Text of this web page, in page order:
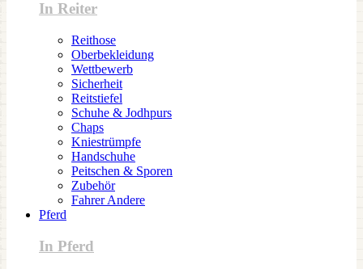
In Reiter
Reithose
Oberbekleidung
Wettbewerb
Sicherheit
Reitstiefel
Schuhe & Jodhpurs
Chaps
Kniestrümpfe
Handschuhe
Peitschen & Sporen
Zubehör
Fahrer Andere
Pferd
In Pferd